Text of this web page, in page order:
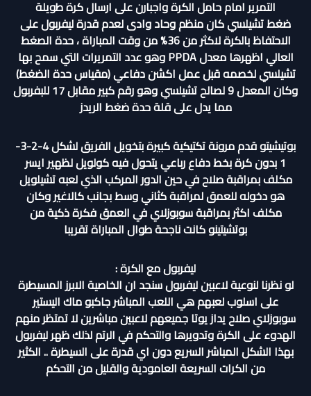
التمرير امام حامل الكرة واجبارن على ارسال كرة طويلة
ضغط تشيلسي كان منظم وحاد وادى لعدم قدرة ليفربول على
الاحتفاظ بالكرة لاكثر من 36% من وقت المباراة ، حدة الصغط
العالي اظهرها معدل PPDA وهو عدد التمريرات التي سمح بها
تشيلسي لخصمه قبل عمل اكشن دفاعي (مقياس حدة الضغط)
وكان المعدل 9 لصالح تشيلسي وهو رقم كبير مقابل 17 للبفربول
مما يدل على قلة حدة ضغط الريدز
بوتيشيتو قدم مرونة تكتيكية كبيرة بتخويل الفريق لشكل 4-2-3-
1 بدون كرة بخط دفاع رباعي يتحول فيه كولويل لظهير ايسر
مكلف بمراقبة صلاح في حين الدور المركب الذي لعبه تشيلويل
هو دخوله للعمق لمراقبة كثاني وسط بجانب كالاغير وكان
مكلف اكثر بمراقبة سوبوزلاي في العمق فكرة ذكية من
بوتشيتينو كانت ناجحة طوال المباراة تقريبا
ليفربول مع الكرة :
لو نظرنا لنوعية لاعبين ليفربول سنجد ان الخاصية الابرز المسيطرة
على اسلوب لعبهم هي اللعب المباشر جاكبو ماك اليستير
سوبوزلاي صلاح يداز يوتا جميعهم لاعبين مباشرين لا تمتظر منهم
الهدوء على الكرة وتدويرها والتحكم في الرتم لذلك ظهر ليفربول
بهذا الشكل المباشر السريع دون اي قدرة على السيطرة .. الكثير
من الكرات السريعة العامودية والقليل من التحكم